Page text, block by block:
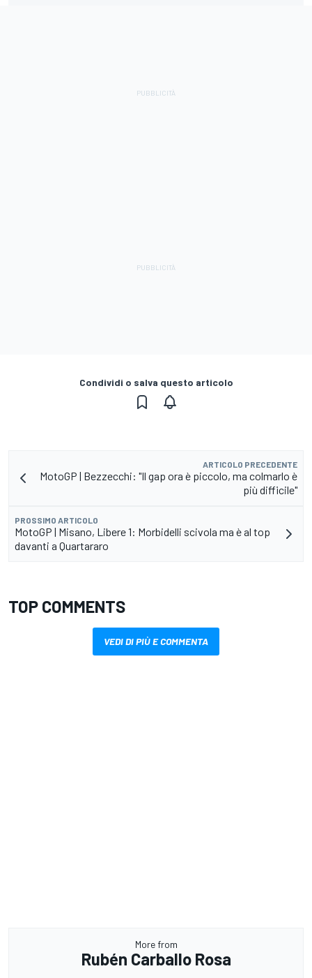
Condividi o salva questo articolo
ARTICOLO PRECEDENTE
MotoGP | Bezzecchi: "Il gap ora è piccolo, ma colmarlo è
più difficile"
PROSSIMO ARTICOLO
MotoGP | Misano, Libere 1: Morbidelli scivola ma è al top
davanti a Quartararo
TOP COMMENTS
VEDI DI PIÙ E COMMENTA
More from
Rubén Carballo Rosa